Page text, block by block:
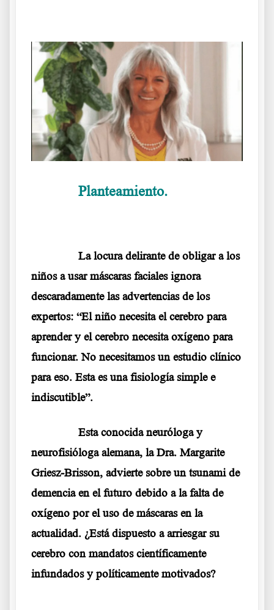
Planteamiento.
La locura delirante de obligar a los
niños a usar máscaras faciales ignora
descaradamente las advertencias de los
expertos: “El niño necesita el cerebro para
aprender y el cerebro necesita oxígeno para
funcionar. No necesitamos un estudio clínico
para eso. Esta es una fisiología simple e
indiscutible”.
Esta conocida neuróloga y
neurofisióloga alemana, la Dra. Margarite
Griesz-Brisson, advierte sobre un tsunami de
demencia en el futuro debido a la falta de
oxígeno por el uso de máscaras en la
actualidad. ¿Está dispuesto a arriesgar su
cerebro con mandatos científicamente
infundados y políticamente motivados?